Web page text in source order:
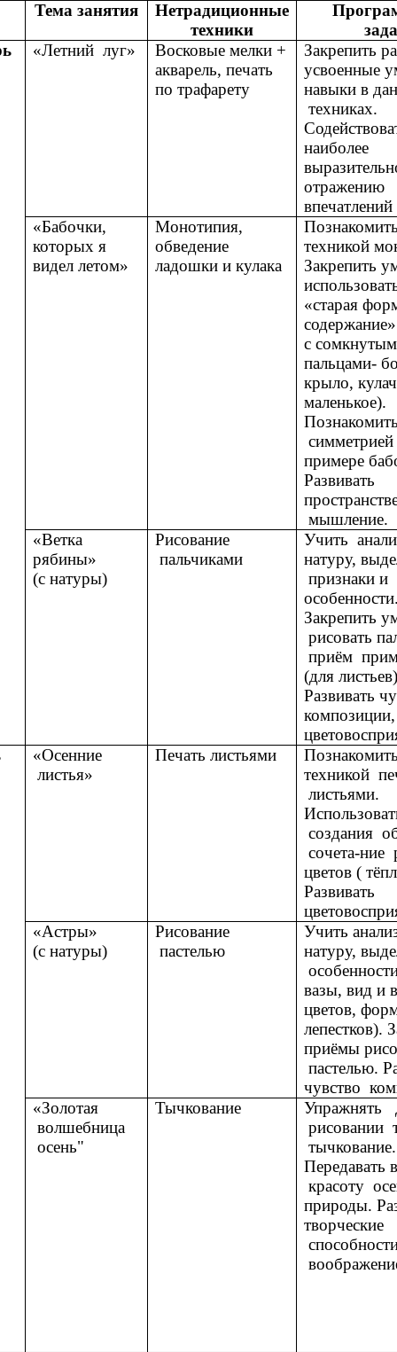
Тема занятия
Нетрадиционные
техники
«Летний луг»
Восковые мелки +
акварель, печать
по трафарету
Закрепить
усвоенные
навыки в
техниках.
наиболее
отражению
«Бабочки,
которых я
видел летом»
Монотипия,
обведение
ладошки и кулака
техникой
Закрепить
«старая
с
пальцами-
крыло,
маленькое).
примере
Развивать
мышление.
«Ветка
рябины»
(с натуры)
Рисование
пальчиками
Учить
натуру,
признаки и
Закрепить
рисовать
приём
(для
Развивать
композиции,
«Осенние
листья»
Печать листьями
техникой
листьями.
создания
сочета-ние
цветов (
Развивать
«Астры»
(с натуры)
Рисование
пастелью
Учить
натуру,
вазы, вид и
цветов,
лепестков).
приёмы
пастелью.
чувство
«Золотая
волшебница
осень"
Тычкование
Упражнять
рисовании
тычкование.
Передавать
красоту
природы.
творческие